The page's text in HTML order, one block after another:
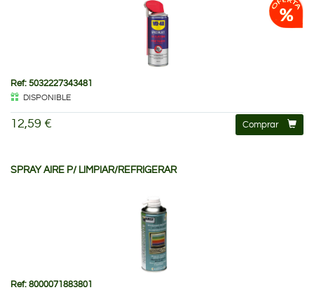
Ref: 5032227343481
DISPONIBLE
12,59 € Comprar
SPRAY AIRE P/ LIMPIAR/REFRIGERAR
Ref: 8000071883801